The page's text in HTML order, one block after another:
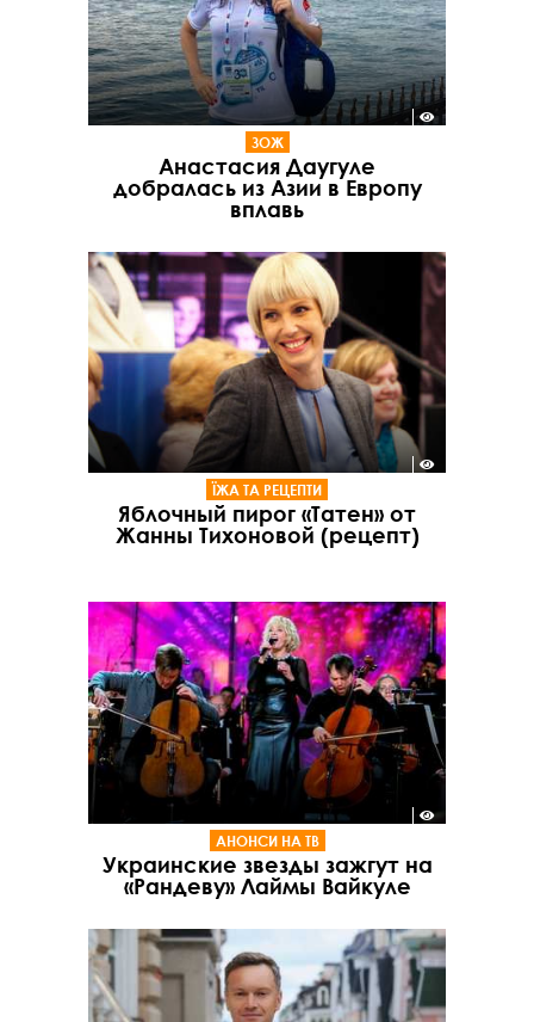
ЗОЖ
Анастасия Даугуле
добралась из Азии в Европу
вплавь
ЇЖА ТА РЕЦЕПТИ
Яблочный пирог «Татен» от
Жанны Тихоновой (рецепт)
АНОНСИ НА ТВ
Украинские звезды зажгут на
«Рандеву» Лаймы Вайкуле